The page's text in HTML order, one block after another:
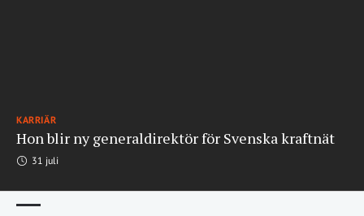
KARRIÄR
Hon blir ny generaldirektör för Svenska kraftnät
31 juli